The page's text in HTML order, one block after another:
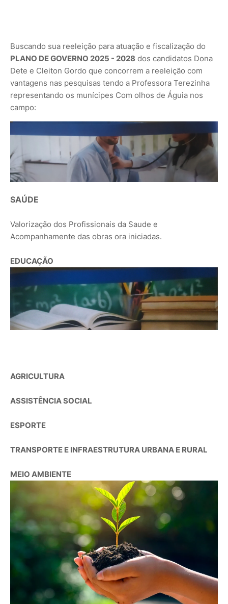
Buscando sua reeleição para atuação e fiscalização do
PLANO DE GOVERNO 2025 - 2028 dos candidatos Dona
Dete e Cleiton Gordo que concorrem a reeleição com
vantagens nas pesquisas tendo a Professora Terezinha
representando os munícipes Com olhos de Águia nos
campo:
SAÚDE
Valorização dos Profissionais da Saude e
Acompanhamente das obras ora iniciadas.
EDUCAÇÃO
AGRICULTURA
ASSISTÊNCIA SOCIAL
ESPORTE
TRANSPORTE E INFRAESTRUTURA URBANA E RURAL
MEIO AMBIENTE